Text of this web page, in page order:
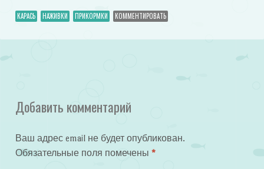
КАРАСЬ НАЖИВКИ ПРИКОРМКИ КОММЕНТИРОВАТЬ
Добавить комментарий
Ваш адрес email не будет опубликован.
Обязательные поля помечены *